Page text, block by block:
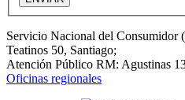
Servicio Nacional del Consumidor
Teatinos 50, Santiago;
Atención Público RM: Agustinas
Oficinas regionales